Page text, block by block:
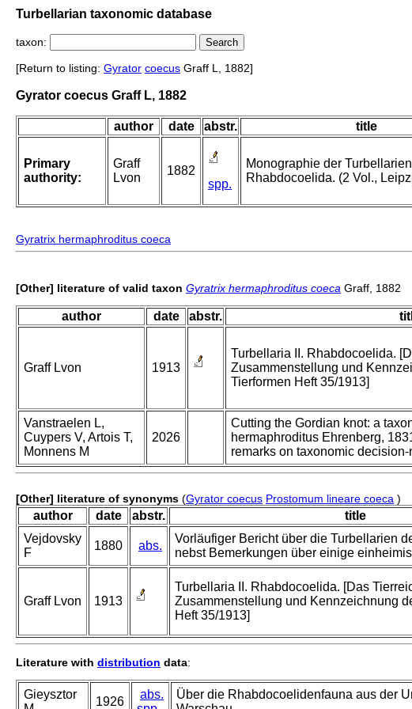
Turbellarian taxonomic database
taxon:
[Return to listing: Gyrator coecus Graff L, 1882]
Gyrator coecus Graff L, 1882
author date abstr. title
Primary
authority:
Graff
Lvon
1882
spp.
Monographie der
Rhabdocoelida. (2 Vol.,
Gyratrix hermaphroditus coeca
[Other] literature of valid taxon Gyratrix hermaphroditus coeca Graff, 1882
author date abstr.
Graff Lvon 1913
Turbellaria II. Rhabdocoelida.
Zusammenstellung und
Tierformen Heft 35/1913]
Vanstraelen L,
Cuypers V, Artois T,
Monnens M
2026
Cutting the Gordian knot: a
hermaphroditus Ehrenberg,
remarks on taxonomic decision-
[Other] literature of synonyms (Gyrator coecus Prostomum lineare coeca )
author date abstr. title
Vejdovsky
F
1880 abs.
Vorläufiger Bericht über die Turbellarien
nebst Bemerkungen über einige
Graff Lvon 1913
Turbellaria II. Rhabdocoelida. [Das
Zusammenstellung und Kennzeichnung
Heft 35/1913]
Literature with distribution data:
Gieysztor
1926
abs.
Über die Rhabdocoelidenfauna aus der